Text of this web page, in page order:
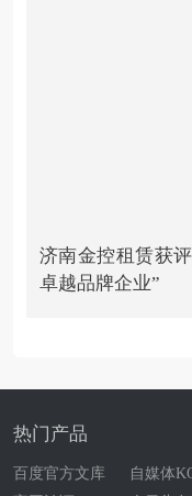
济南金控租赁获
卓越品牌企业”
热门产品
百度官方文库 自媒体